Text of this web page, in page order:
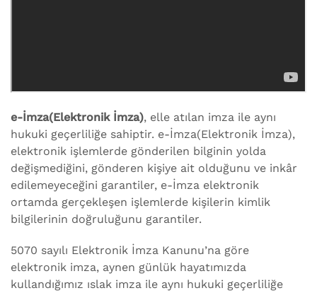
e-İmza(Elektronik İmza), elle atılan imza ile aynı
hukuki geçerliliğe sahiptir. e-İmza(Elektronik İmza),
elektronik işlemlerde gönderilen bilginin yolda
değişmediğini, gönderen kişiye ait olduğunu ve inkâr
edilemeyeceğini garantiler, e-İmza elektronik
ortamda gerçekleşen işlemlerde kişilerin kimlik
bilgilerinin doğruluğunu garantiler.
5070 sayılı Elektronik İmza Kanunu’na göre
elektronik imza, aynen günlük hayatımızda
kullandığımız ıslak imza ile aynı hukuki geçerliliğe